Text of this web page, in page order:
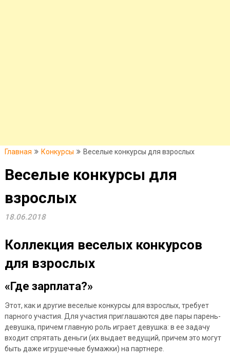
Главная Конкурсы Веселые конкурсы для взрослых
Веселые конкурсы для
взрослых
18.06.2018
Коллекция веселых конкурсов
для взрослых
«Где зарплата?»
Этот, как и другие веселые конкурсы для взрослых, требует
парного участия. Для участия приглашаются две пары парень-
девушка, причем главную роль играет девушка: в ее задачу
входит спрятать деньги (их выдаетведущий, причем это могут
быть даже игрушечные бумажки) на партнере.